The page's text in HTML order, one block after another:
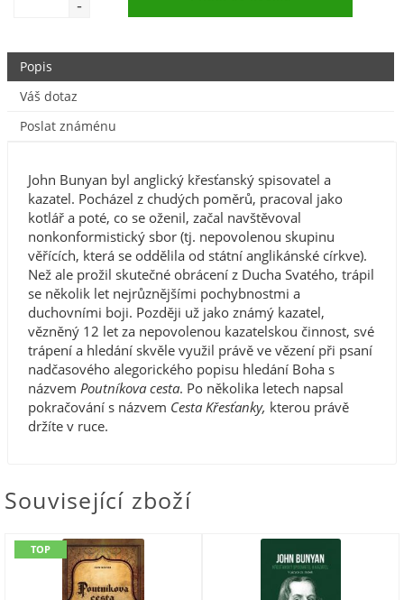
Popis
Váš dotaz
Poslat známénu
John Bunyan byl anglický křesťanský spisovatel a
kazatel. Pocházel z chudých poměrů, pracoval jako
kotlář a poté, co se oženil, začal navštěvoval
nonkonformistický sbor (tj. nepovolenou skupinu
věřících, která se oddělila od státní anglikánské církve).
Než ale prožil skutečné obrácení z Ducha Svatého, trápil
se několik let nejrůznějšími pochybnostmi a
duchovními boji. Později už jako známý kazatel,
vězněný 12 let za nepovolenou kazatelskou činnost, své
trápení a hledání skvěle využil právě ve vězení při psaní
nadčasového alegorického popisu hledání Boha s
názvem Poutníkova cesta. Po několika letech napsal
pokračování s názvem Cesta Křesťanky, kterou právě
držíte v ruce.
Související zboží